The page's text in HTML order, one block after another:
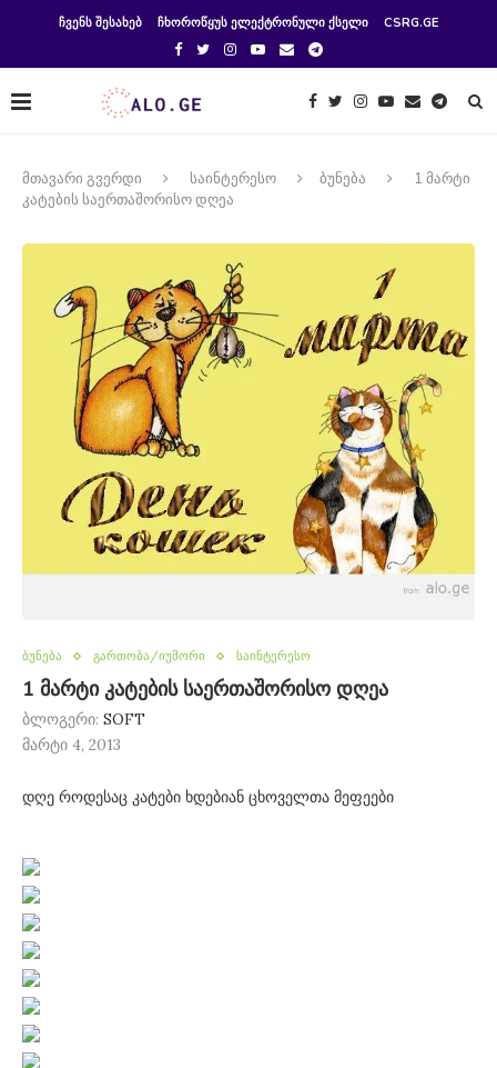
ᲩᲕᲔᲜᲡ ᲨᲔᲡᲐᲮᲔᲑ ᲩᲮᲝᲠᲝᲬᲧᲣᲡ ᲔᲚᲔᲥᲢᲠᲝᲜᲣᲚᲘ ᲥᲡᲔᲚᲘ CSRG.GE
მთავარი გვერდი საინტერესო ბუნება
1 მარტი
კატების საერთაშორისო დღეა
ბუნება გართობა/იუმორი საინტერესო
1 მარტი კატების საერთაშორისო დღეა
ბლოგერი: SOFT
მარტი 4, 2013
დღე როდესაც კატები ხდებიან ცხოველთა მეფეები